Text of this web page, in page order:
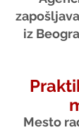
iz
Mesto